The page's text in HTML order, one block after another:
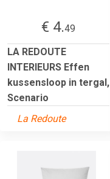
€ 4.49
LA REDOUTE
INTERIEURS Effen
kussensloop in tergal,
Scenario
La Redoute